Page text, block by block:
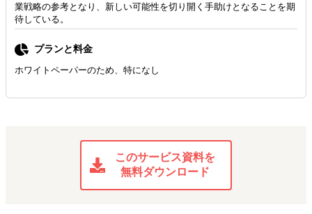
業戦略の参考となり、新しい可能性を切り開く手助けとなることを期
待している。
プランと料金
ホワイトペーパーのため、特になし
このサービス資料を
無料ダウンロード